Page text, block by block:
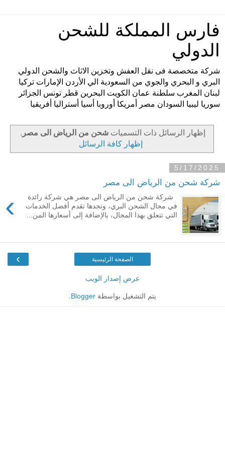
فارس المملكة للشحن
الدولي
شركة متخصصة فى نقل العفش وتخزين الاثاث والشحن الدولي
البري و البحري والجوي من السعودية الي الأردن الإمارات تركيا
لبنان المغرب سلطنة عمان الكويت البحرين قطر تونس الجزائر
سوريا ليبيا السودان مصر أمريكا أوروبا أسيا أستراليا أفريقيا
‏إظهار الرسائل ذات التسمياتشحن من الرياض الى مصر .
إظهار كافة الرسائل
5/17/2025
شركة شحن من الرياض الى مصر
›
شركة شحن من الرياض الى مصر هي شركة رائدة
في مجال الشحن البري، ونجدها تقدم أفضل الخدمات
التي تتعلق بهذا المجال، بالإضافة إلى أسعارها المن...
› الصفحة الرئيسية
عرض إصدار الويب
يتم التشغيل بواسطة Blogger